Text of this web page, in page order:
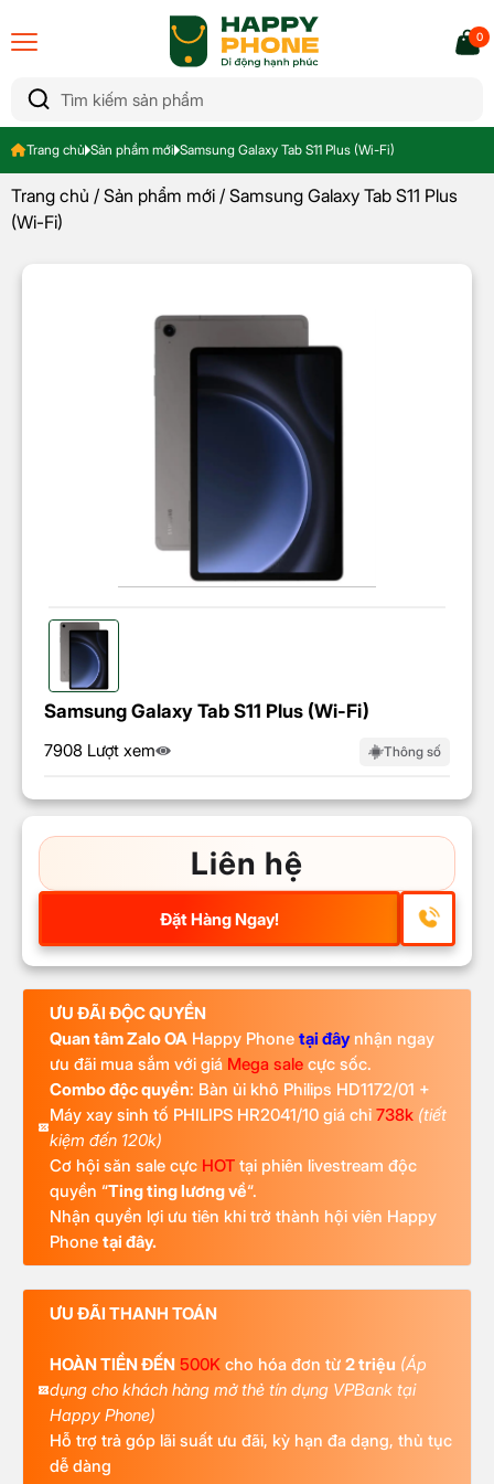
0
Trang chủ Sản phẩm mới Samsung Galaxy Tab S11 Plus (Wi-Fi)
Trang chủ / Sản phẩm mới / Samsung Galaxy Tab S11 Plus
(Wi-Fi)
Liên hệ
Đặt Hàng Ngay!
ƯU ĐÃI ĐỘC QUYỀN
Quan tâm Zalo OAHappy Phone tại đây nhận ngay
ưu đãi mua sắm với giá Mega salecực sốc.
Combo độc quyền: Bàn ủi khô Philips HD1172/01 +
Máy xay sinh tố PHILIPS HR2041/10 giá chỉ 738k (tiết
kiệm đến 120k)
Cơ hội săn sale cực HOTtại phiên livestream độc
quyền “Ting ting lương về“.
Nhận quyền lợi ưu tiên khi trở thành hội viên Happy
Phone tại đây.
ƯU ĐÃI THANH TOÁN
HOÀN TIỀN ĐẾN 500K cho hóa đơn từ2 triệu (Áp
dụng cho khách hàng mở thẻ tín dụng VPBank tại
Happy Phone)
Hỗ trợ trả góp lãi suất ưu đãi, kỳ hạn đa dạng, thủ tục
dễ dàng
Samsung Galaxy Tab S11 Plus (Wi-Fi)
7908 Lượt xem Thông số